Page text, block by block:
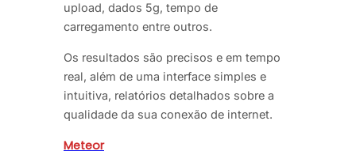
upload, dados 5g, tempo de
carregamento entre outros.
Os resultados são precisos e em tempo
real, além de uma interface simples e
intuitiva, relatórios detalhados sobre a
qualidade da sua conexão de internet.
Meteor